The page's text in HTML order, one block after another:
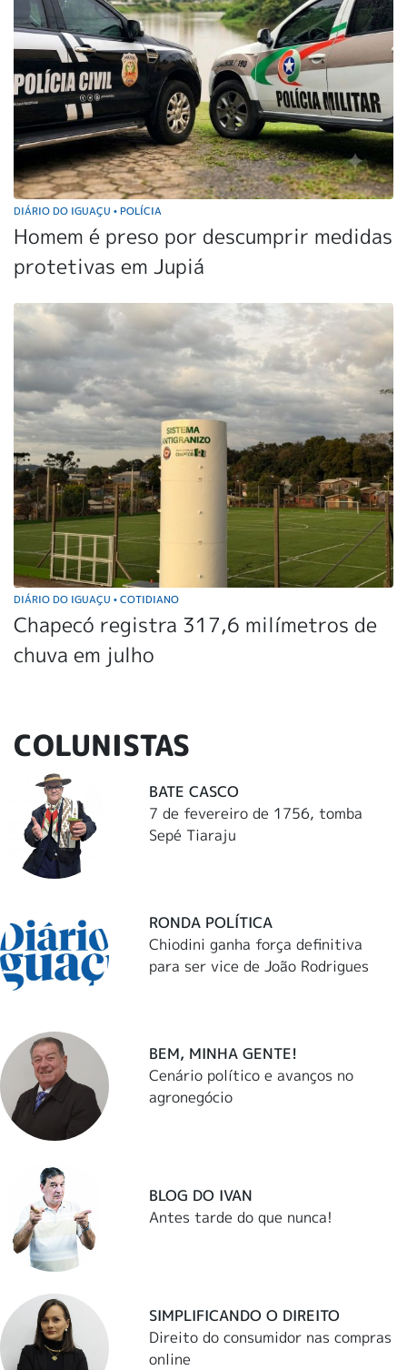
DIÁRIO DO IGUAÇU • POLÍCIA
Homem é preso por descumprir medidas
protetivas em Jupiá
DIÁRIO DO IGUAÇU • COTIDIANO
Chapecó registra 317,6 milímetros de
chuva em julho
COLUNISTAS
BATE CASCO
7 de fevereiro de 1756, tomba
Sepé Tiaraju
RONDA POLÍTICA
Chiodini ganha força definitiva
para ser vice de João Rodrigues
BEM, MINHA GENTE!
Cenário político e avanços no
agronegócio
BLOG DO IVAN
Antes tarde do que nunca!
SIMPLIFICANDO O DIREITO
Direito do consumidor nas compras
online